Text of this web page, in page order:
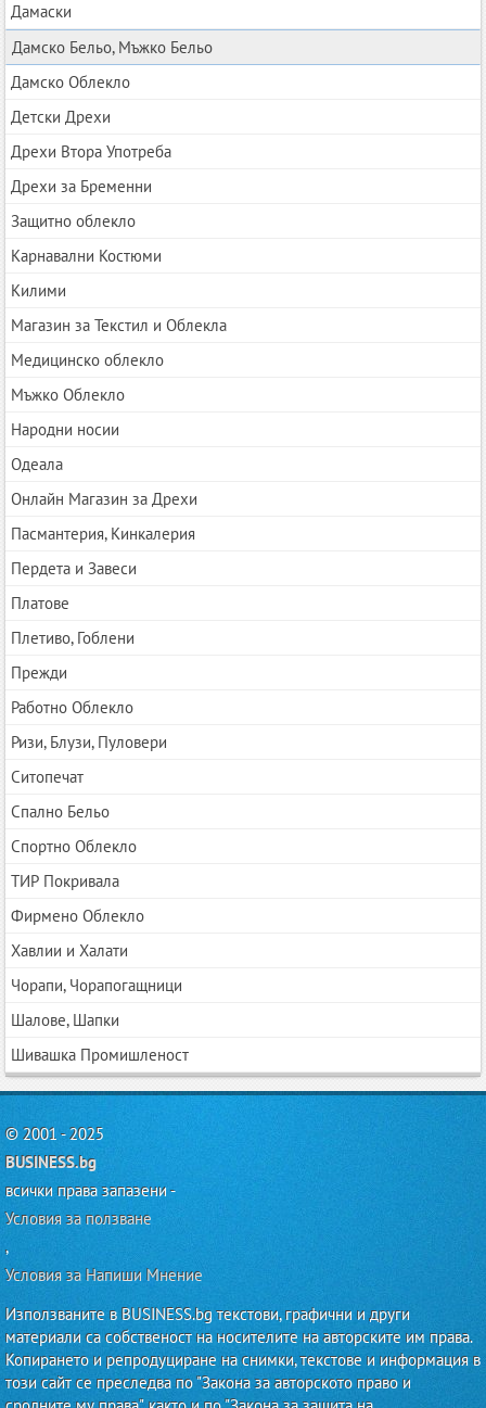
Дамаски
Дамско Бельо, Мъжко Бельо
Дамско Облекло
Детски Дрехи
Дрехи Втора Употреба
Дрехи за Бременни
Защитно облекло
Карнавални Костюми
Килими
Магазин за Текстил и Облекла
Медицинско облекло
Мъжко Облекло
Народни носии
Одеала
Онлайн Магазин за Дрехи
Пасмантерия, Кинкалерия
Пердета и Завеси
Платове
Плетиво, Гоблени
Прежди
Работно Облекло
Ризи, Блузи, Пуловери
Ситопечат
Спално Бельо
Спортно Облекло
ТИР Покривала
Фирмено Облекло
Хавлии и Халати
Чорапи, Чорапогащници
Шалове, Шапки
Шивашка Промишленост
© 2001 - 2025
BUSINESS.bg
всички права запазени -
Условия за ползване
,
Условия за Напиши Мнение
Използваните в BUSINESS.bg текстови, графични и други
материали са собственост на носителите на авторските им права.
Копирането и репродуциране на снимки, текстове и информация в
този сайт се преследва по "Закона за авторското право и